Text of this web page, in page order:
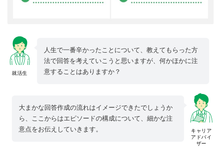
就活生
人生で一番辛かったことについて、教えてもらった方
法で回答を考えていこうと思いますが、何かほかに注
意することはありますか？
キャリア
アドバイ
ザー
大まかな回答作成の流れはイメージできたでしょうか
ら、ここからはエピソードの構成について、細かな注
意点をお伝えしていきます。